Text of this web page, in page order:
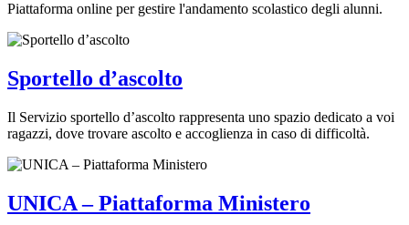
Piattaforma online per gestire l'andamento scolastico degli alunni.
Sportello d’ascolto
Il Servizio sportello d’ascolto rappresenta uno spazio dedicato a voi
ragazzi, dove trovare ascolto e accoglienza in caso di difficoltà.
UNICA – Piattaforma Ministero